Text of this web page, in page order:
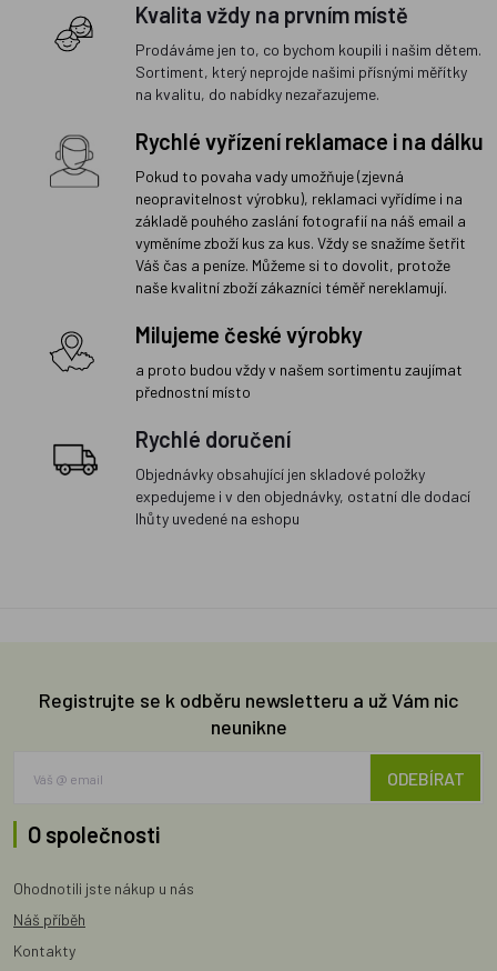
Kvalita vždy na prvním místě
Prodáváme jen to, co bychom koupili i našim dětem.
Sortiment, který neprojde našimi přísnými měřítky
na kvalitu, do nabídky nezařazujeme.
Rychlé vyřízení reklamace i na dálku
Pokud to povaha vady umožňuje (zjevná
neopravitelnost výrobku), reklamaci vyřídíme i na
základě pouhého zaslání fotografií na náš email a
vyměníme zboží kus za kus. Vždy se snažíme šetřit
Váš čas a peníze. Můžeme si to dovolit, protože
naše kvalitní zboží zákazníci téměř nereklamují.
Milujeme české výrobky
a proto budou vždy v našem sortimentu zaujímat
přednostní místo
Rychlé doručení
Objednávky obsahující jen skladové položky
expedujeme i v den objednávky, ostatní dle dodací
lhůty uvedené na eshopu
Registrujte se k odběru newsletteru a už Vám nic
neunikne
ODEBÍRAT
O společnosti
Ohodnotili jste nákup u nás
Náš příběh
Kontakty